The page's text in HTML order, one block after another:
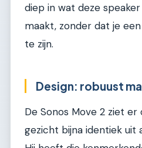
diep in wat deze
maakt, zonder dat je
te zijn.
Design: robuust
De Sonos Move 2 ziet
gezicht bijna identiek uit